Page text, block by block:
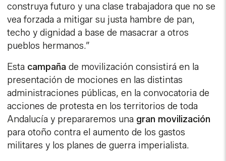
construya futuro y una clase trabajadora que no se
vea forzada a mitigar su justa hambre de pan,
techo y dignidad a base de masacrar a otros
pueblos hermanos.”
Esta campaña de movilización consistirá en la
presentación de mociones en las distintas
administraciones públicas, en la convocatoria de
acciones de protesta en los territorios de toda
Andalucía y prepararemos una gran movilización
para otoño contra el aumento de los gastos
militares y los planes de guerra imperialista.